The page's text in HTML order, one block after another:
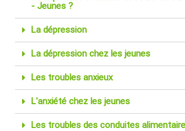
- Jeunes ?
La dépression
La dépression chez les jeunes
Les troubles anxieux
L'anxiété chez les jeunes
Les troubles des conduites